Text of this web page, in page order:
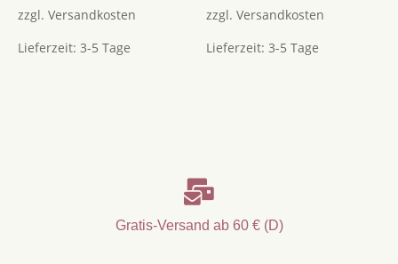
zzgl. Versandkosten
Lieferzeit: 3-5 Tage
zzgl.Versandkosten
Lieferzeit:3-5 Tage

Gratis-Versand ab 60 € (D)